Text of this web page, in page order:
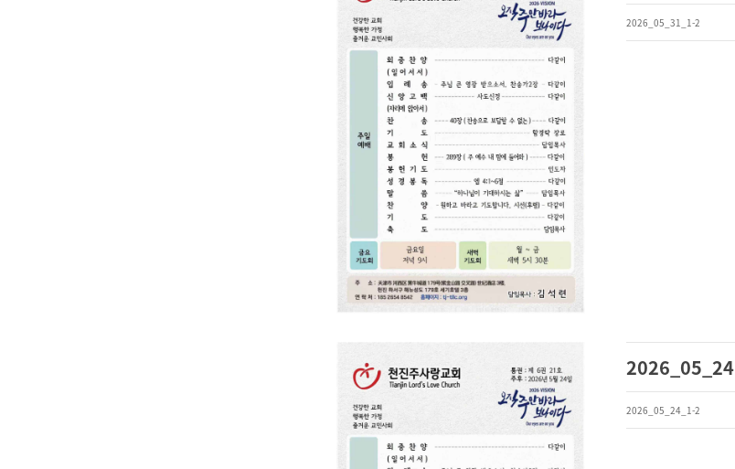
2026_05_31_1-2
2026_05_24
2026_05_24_1-2